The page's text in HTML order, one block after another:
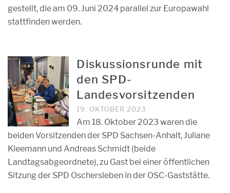
gestellt, die am 09. Juni 2024 parallel zur Europawahl
stattfinden werden.
Diskussionsrunde mit
den SPD-
Landesvorsitzenden
19. OKTOBER 2023
Am 18. Oktober 2023 waren die
beiden Vorsitzenden der SPD Sachsen-Anhalt, Juliane
Kleemann und Andreas Schmidt (beide
Landtagsabgeordnete), zu Gast bei einer öffentlichen
Sitzung der SPD Oschersleben in der OSC-Gaststätte.